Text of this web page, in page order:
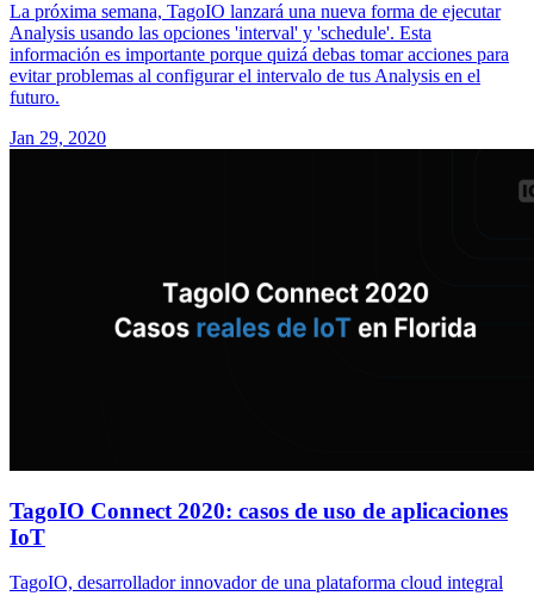
La próxima semana, TagoIO lanzará una nueva forma de ejecutar
Analysis usando las opciones 'interval' y 'schedule'. Esta
información es importante porque quizá debas tomar acciones para
evitar problemas al configurar el intervalo de tus Analysis en el
futuro.
Jan 29, 2020
TagoIO Connect 2020: casos de uso de aplicaciones
IoT
TagoIO, desarrollador innovador de una plataforma cloud integral